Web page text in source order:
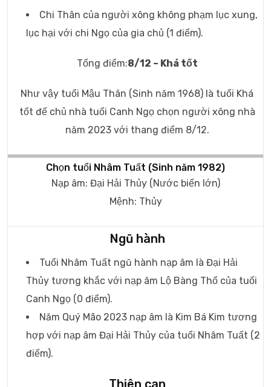
Chi Thân của người xông không phạm lục xung,
lục hại với chi Ngọ của gia chủ (1 điểm).
Tổng điểm:8/12 – Khá tốt
Như vậy tuổi Mậu Thân (Sinh năm 1968) là tuổi Khá
tốt để chủ nhà tuổi Canh Ngọ chọn người xông nhà
năm 2023 với thang điểm 8/12.
Chọn tuổi Nhâm Tuất (Sinh năm 1982)
Nạp âm: Đại Hải Thủy (Nước biển lớn)
Mệnh: Thủy
Ngũ hành
Tuổi Nhâm Tuất ngũ hành nạp âm là Đại Hải
Thủy tương khắc với nạp âm Lộ Bàng Thổ của tuổi
Canh Ngọ (0 điểm).
Năm Quý Mão 2023 nạp âm là Kim Bá Kim tương
hợp với nạp âm Đại Hải Thủy của tuổi Nhâm Tuất (2
điểm).
Thiên can